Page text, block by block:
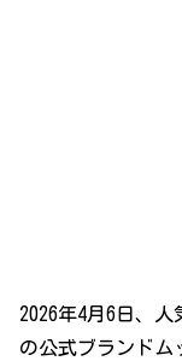
2026年4月6日、人
の公式ブランドム